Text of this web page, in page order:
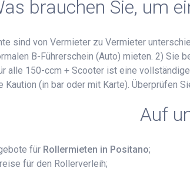
brauchen Sie, um
sind von Vermieter zu Vermieter
B-Führerschein (Auto) mieten. 2) Sie
alle 150-ccm + Scooter ist eine
Kaution (in bar oder mit Karte). Überprüfen
Auf
für Rollermieten in Positano;
für den Rollerverleih;